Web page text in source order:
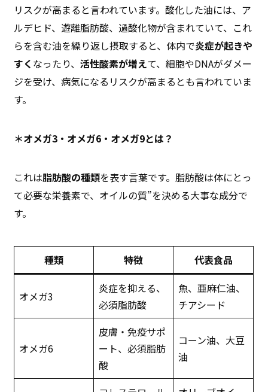
リスクが高まると言われています。酸化した油には、ア
ルデヒド、遊離脂肪酸、過酸化物が含まれていて、これ
らを含む油を繰り返し摂取すると、体内で炎症が起きや
すく なったり、活性酸素が増えて、細胞やDNAがダメー
ジを受け、病気になるリスクが高まるとも言われていま
す。
＊オメガ3・オメガ6・オメガ9とは？
これは脂肪酸の種類を表す言葉です。脂肪酸は体にとっ
て必要な栄養素で、オイルの質”を決める大事な成分で
す。
種類 特徴 代表食品
オメガ3
炎症を抑える、
必須脂肪酸
魚、亜麻仁油、
チアシード
オメガ6
皮膚・免疫サポ
ート、必須脂肪
酸
コーン油、大豆
油